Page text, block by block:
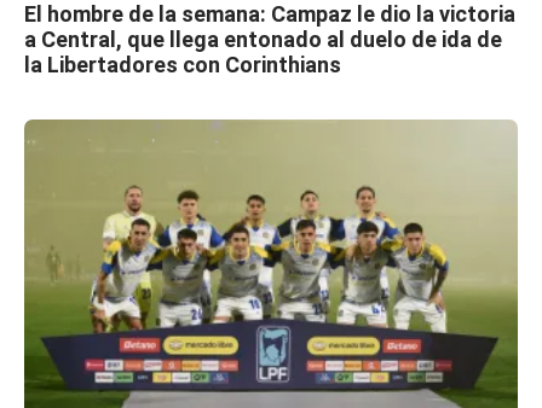
El hombre de la semana: Campaz le dio la victoria
a Central, que llega entonado al duelo de ida de
la Libertadores con Corinthians